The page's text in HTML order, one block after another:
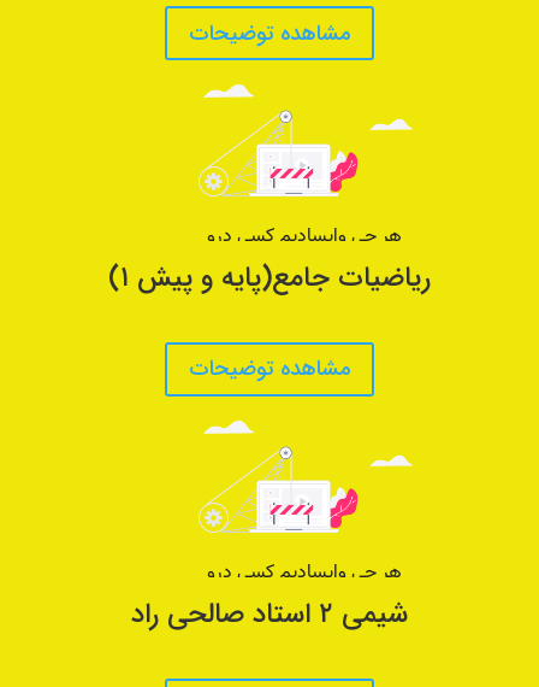
مشاهده توضیحات
ریاضیات جامع(پایه و پیش ۱)
مشاهده توضیحات
شیمی ۲ استاد صالحی راد